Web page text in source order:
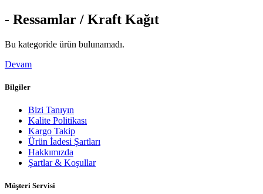
- Ressamlar / Kraft Kağıt
Bu kategoride ürün bulunamadı.
Devam
Bilgiler
Bizi Tanıyın
Kalite Politikası
Kargo Takip
Ürün İadesi Şartları
Hakkımızda
Şartlar & Koşullar
Müşteri Servisi